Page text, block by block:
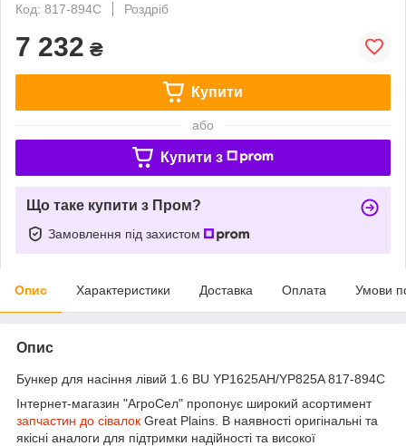
Код: 817-894C
Роздріб
7 232 ₴
Купити
або
Купити з
Що таке купити з Пром?
Замовлення під захистом
Опис Характеристики Доставка Оплата Умови
Опис
Бункер для насіння лівий 1.6 BU YP1625AH/YP825A 817-894C
Інтернет-магазин "АгроСел" пропонує широкий асортимент
запчастин до сівалок Great Plains. В наявності оригінальні та
якісні аналоги для підтримки надійності та високої